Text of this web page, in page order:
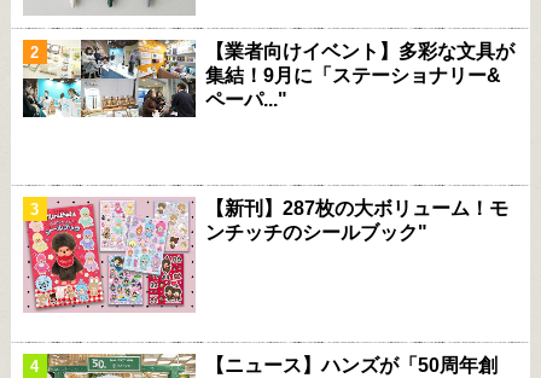
【業者向けイベント】多彩な文具が
集結！9月に「ステーショナリー&
ペーパ..."
【新刊】287枚の大ボリューム！モ
ンチッチのシールブック"
【ニュース】ハンズが「50周年創